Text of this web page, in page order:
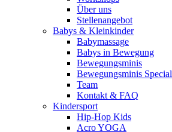
Über uns
Stellenangebot
Babys & Kleinkinder
Babymassage
Babys in Bewegung
Bewegungsminis
Bewegungsminis Special
Team
Kontakt & FAQ
Kindersport
Hip-Hop Kids
Acro YOGA